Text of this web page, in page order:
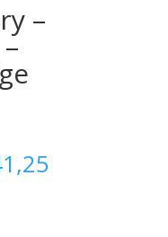
–
Aktueller